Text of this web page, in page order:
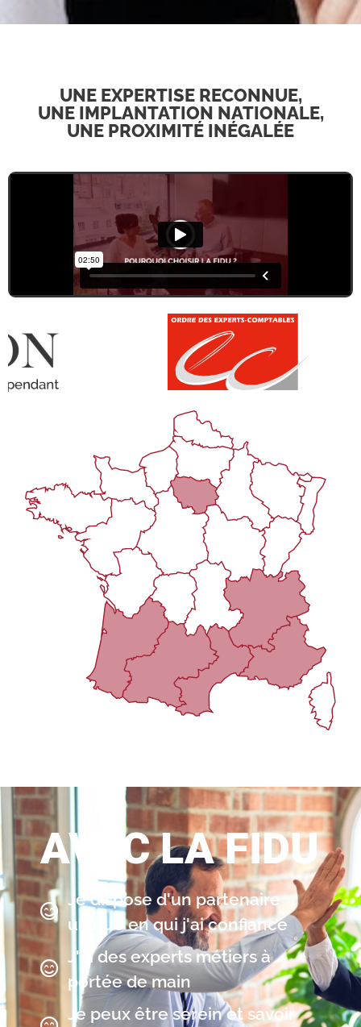
UNE EXPERTISE RECONNUE,
UNE IMPLANTATION NATIONALE,
UNE PROXIMITÉ INÉGALÉE
AVEC LA FIDU
Je dispose d'un partenaire
unique en qui j'ai confiance
J'ai des experts métiers à
portée de main
Je peux être serein et savoir